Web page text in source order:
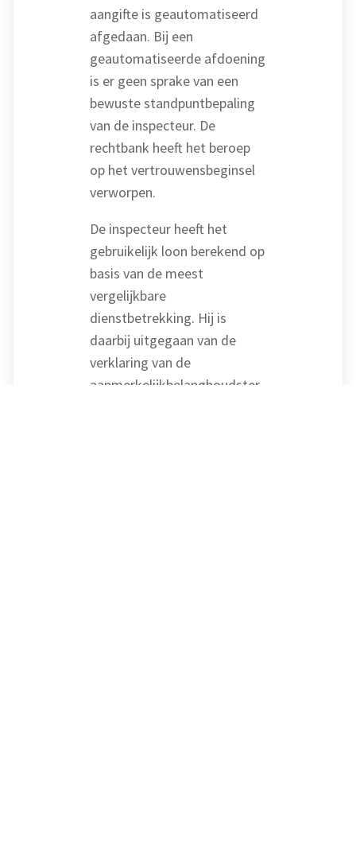
aangifte is geautomatiseerd
afgedaan. Bij een
geautomatiseerde afdoening
is er geen sprake van een
bewuste standpuntbepaling
van de inspecteur. De
rechtbank heeft het beroep
op het vertrouwensbeginsel
verworpen.
De inspecteur heeft het
gebruikelijk loon berekend op
basis van de meest
vergelijkbare
dienstbetrekking. Hij is
daarbij uitgegaan van de
verklaring van de
aanmerkelijkbelanghoudster